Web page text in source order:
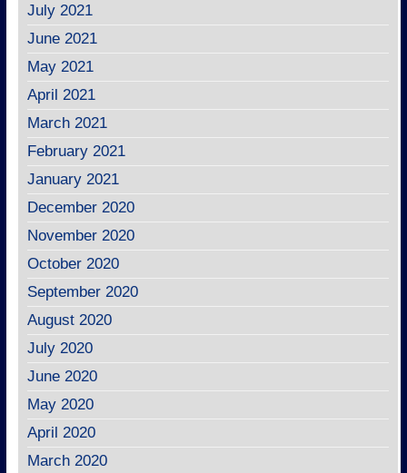
July 2021
June 2021
May 2021
April 2021
March 2021
February 2021
January 2021
December 2020
November 2020
October 2020
September 2020
August 2020
July 2020
June 2020
May 2020
April 2020
March 2020